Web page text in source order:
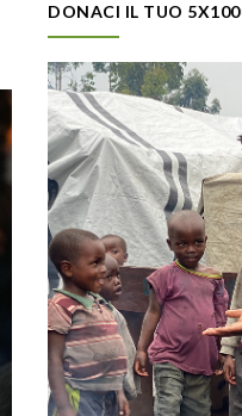
DONACI IL TUO